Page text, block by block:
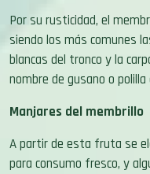
Por su rusticidad, el
siendo los más comunes
blancas del tronco y la
nombre de gusano o
Manjares del membrillo
A partir de esta fruta se
para consumo fresco, y